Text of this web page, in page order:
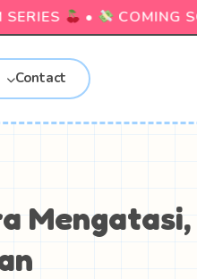
• COMING
Contact